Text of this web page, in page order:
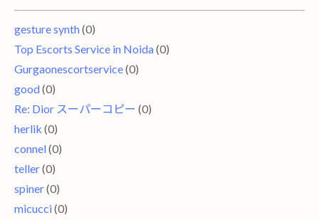
gesture synth(0)
Top Escorts Service in Noida(0)
Gurgaonescortservice(0)
good(0)
Re: Dior スーパーコピー (0)
herlik (0)
connel(0)
teller(0)
spiner(0)
micucci(0)